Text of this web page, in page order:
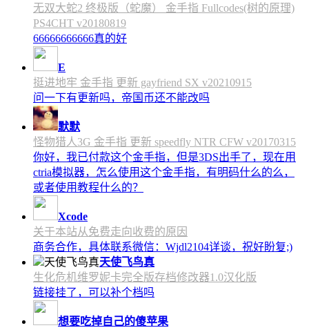
无双大蛇2 终极版（蛇魔） 金手指 Fullcodes(树的原理)
PS4CHT v20180819
66666666666真的好
E
挺进地牢 金手指 更新 gayfriend SX v20210915
问一下有更新吗，帝国币还不能改吗
默默
怪物猎人3G 金手指 更新 speedfly NTR CFW v20170315
你好，我已付款这个金手指，但是3DS出手了，现在用
ctria模拟器，怎么使用这个金手指，有明码什么的么，
或者使用教程什么的？
Xcode
关于本站从免费走向收费的原因
商务合作，具体联系微信：Wjdl2104详谈，祝好盼复;)
天使飞鸟真
生化危机维罗妮卡完全版存档修改器1.0汉化版
链接挂了，可以补个档吗
想要吃掉自己的傻苹果